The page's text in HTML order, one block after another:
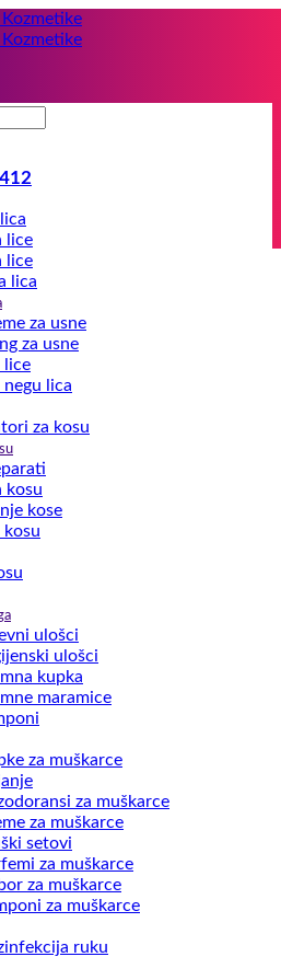
lice
lice
lica
za usne
za usne
lice
negu lica
za kosu
kosu
kose
kosu
ulošci
ulošci
kupka
maramice
za muškarce
za muškarce
za muškarce
setovi
za muškarce
za muškarce
za muškarce
ruku